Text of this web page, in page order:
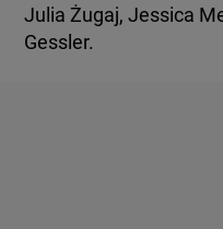
Julia Żugaj, Jessica
Gessler.